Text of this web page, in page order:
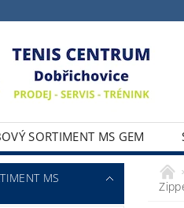
SORTIMENT MS GEM
MS